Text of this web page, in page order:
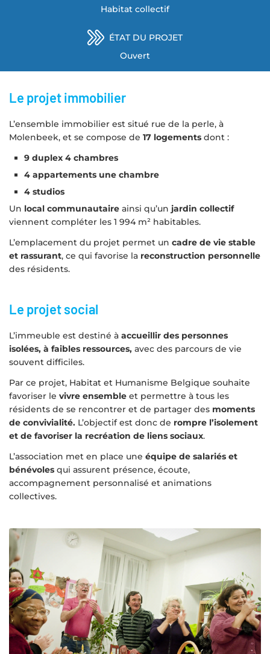
Habitat collectif
ÉTAT DU PROJET
Ouvert
Le projet immobilier
L’ensemble immobilier est situé rue de la perle, à
Molenbeek, et se compose de 17 logements dont :
9 duplex 4 chambres
4 appartements une chambre
4 studios
Un local communautaire ainsi qu’un jardin collectif
viennent compléter les 1 994 m² habitables.
L’emplacement du projet permet un cadre de vie stable
et rassurant, ce qui favorise la reconstruction personnelle
des résidents.
Le projet social
L’immeuble est destiné à accueillir des personnes
isolées, à faibles ressources, avec des parcours de vie
souvent difficiles.
Par ce projet, Habitat et Humanisme Belgique souhaite
favoriser le vivre ensemble et permettre à tous les
résidents de se rencontrer et de partager des moments
de convivialité. L’objectif est donc de rompre l’isolement
et de favoriser la recréation de liens sociaux.
L’association met en place une équipe de salariés et
bénévoles qui assurent présence, écoute,
accompagnement personnalisé et animations
collectives.